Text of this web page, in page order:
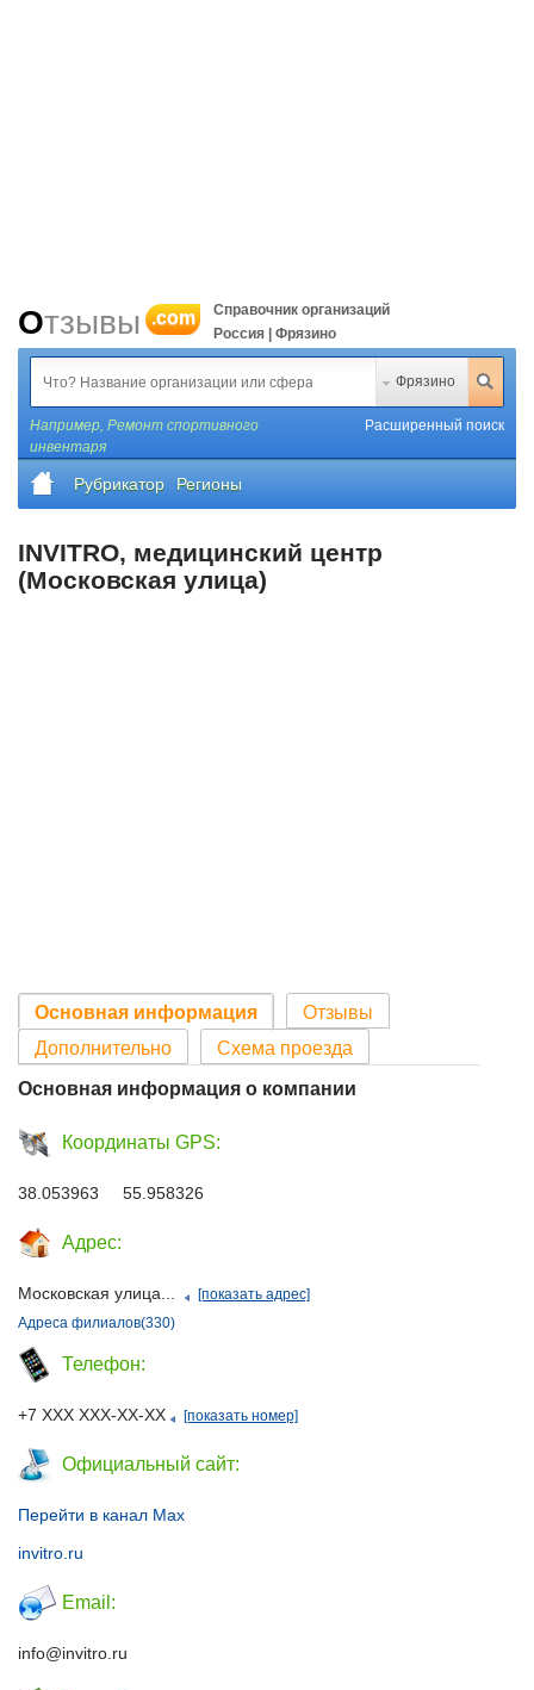
Отзывы .com
Справочник организаций
Россия | Фрязино
Фрязино
Например, Ремонт спортивного
инвентаря
Расширенный поиск
Рубрикатор Регионы
INVITRO, медицинский центр
(Московская улица)
Основная информация
Отзывы
Дополнительно
Схема проезда
Основная информация о компании
Координаты GPS:
38.053963 55.958326
Адрес:
Московская улица...
[показать адрес]
Адреса филиалов(330)
Телефон:
+7 ХХХ ХХХ-ХХ-ХХ [показать номер]
Официальный сайт:
Перейти в канал Max
invitro.ru
Email:
info@invitro.ru